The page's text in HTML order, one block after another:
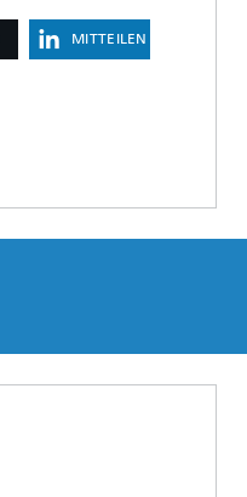
MITTEILEN